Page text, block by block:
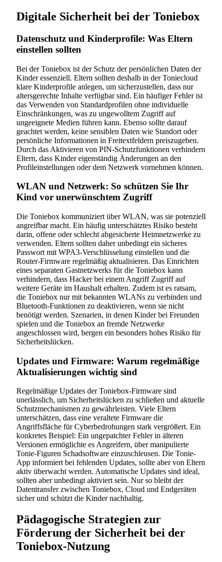
Digitale Sicherheit bei der Toniebox
Datenschutz und Kinderprofile: Was Eltern
einstellen sollten
Bei der Toniebox ist der Schutz der persönlichen Daten der
Kinder essenziell. Eltern sollten deshalb in der Toniecloud
klare Kinderprofile anlegen, um sicherzustellen, dass nur
altersgerechte Inhalte verfügbar sind. Ein häufiger Fehler ist
das Verwenden von Standardprofilen ohne individuelle
Einschränkungen, was zu ungewolltem Zugriff auf
ungeeignete Medien führen kann. Ebenso sollte darauf
geachtet werden, keine sensiblen Daten wie Standort oder
persönliche Informationen in Freitextfeldern preiszugeben.
Durch das Aktivieren von PIN-Schutzfunktionen verhindern
Eltern, dass Kinder eigenständig Änderungen an den
Profileinstellungen oder dem Netzwerk vornehmen können.
WLAN und Netzwerk: So schützen Sie Ihr
Kind vor unerwünschtem Zugriff
Die Toniebox kommuniziert über WLAN, was sie potenziell
angreifbar macht. Ein häufig unterschätztes Risiko besteht
darin, offene oder schlecht abgesicherte Heimnetzwerke zu
verwenden. Eltern sollten daher unbedingt ein sicheres
Passwort mit WPA3-Verschlüsselung einstellen und die
Router-Firmware regelmäßig aktualisieren. Das Einrichten
eines separaten Gastnetzwerks für die Toniebox kann
verhindern, dass Hacker bei einem Angriff Zugriff auf
weitere Geräte im Haushalt erhalten. Zudem ist es ratsam,
die Toniebox nur mit bekannten WLANs zu verbinden und
Bluetooth-Funktionen zu deaktivieren, wenn sie nicht
benötigt werden. Szenarien, in denen Kinder bei Freunden
spielen und die Toniebox an fremde Netzwerke
angeschlossen wird, bergen ein besonders hohes Risiko für
Sicherheitslücken.
Updates und Firmware: Warum regelmäßige
Aktualisierungen wichtig sind
Regelmäßige Updates der Toniebox-Firmware sind
unerlässlich, um Sicherheitslücken zu schließen und aktuelle
Schutzmechanismen zu gewährleisten. Viele Eltern
unterschätzen, dass eine veraltete Firmware die
Angriffsfläche für Cyberbedrohungen stark vergrößert. Ein
konkretes Beispiel: Ein ungepatchter Fehler in älteren
Versionen ermöglichte es Angreifern, über manipulierte
Tonie-Figuren Schadsoftware einzuschleusen. Die Tonie-
App informiert bei fehlenden Updates, sollte aber von Eltern
aktiv überwacht werden. Automatische Updates sind ideal,
sollten aber unbedingt aktiviert sein. Nur so bleibt der
Datentransfer zwischen Toniebox, Cloud und Endgeräten
sicher und schützt die Kinder nachhaltig.
Pädagogische Strategien zur
Förderung der Sicherheit bei der
Toniebox-Nutzung